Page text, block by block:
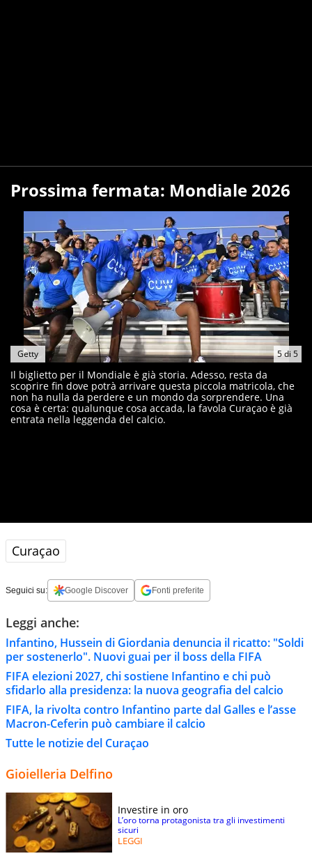
Prossima fermata: Mondiale 2026
5di 5
Getty
Il biglietto per il Mondiale è già storia. Adesso, resta da
scoprire fin dove potrà arrivare questa piccola matricola, che
non ha nulla da perdere e un mondo da sorprendere. Una
cosa è certa: qualunque cosa accada, la favola Curaçao è già
entrata nella leggenda del calcio.
Curaçao
Seguici su: Google Discover Fonti preferite
Leggi anche:
Infantino, Hussein di Giordania denuncia il ricatto: "Soldi
per sostenerlo". Nuovi guai per il boss della FIFA
FIFA elezioni 2027, chi sostiene Infantino e chi può
sfidarlo alla presidenza: la nuova geografia del calcio
FIFA, la rivolta contro Infantino parte dal Galles e l’asse
Macron-Ceferin può cambiare il calcio
Tutte le notizie del Curaçao
Gioielleria Delfino
Investire in oro
L’oro torna protagonista tra gli investimenti
sicuri
LEGGI